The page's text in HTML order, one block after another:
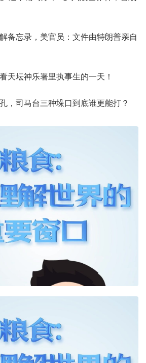
备忘录，美官员：文件由特朗普亲自
天坛神乐署里执事生的一天！
，司马台三种垛口到底谁更能打？